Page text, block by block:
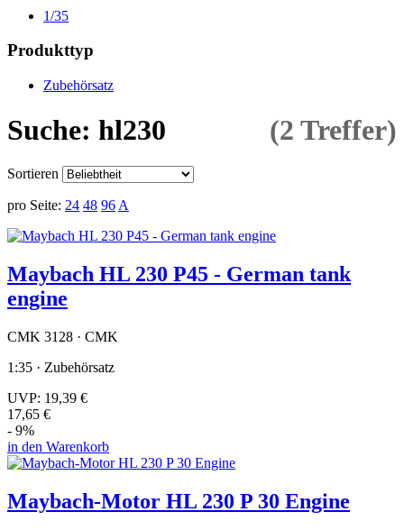
1/35
Produkttyp
Zubehörsatz
Suche: hl230 (2 Treffer)
Sortieren
pro Seite: 24 48 96 A
Maybach HL 230 P45 - German tank
engine
CMK 3128 · CMK
1:35 · Zubehörsatz
UVP: 19,39 €
17,65 €
- 9%
in den Warenkorb
Maybach-Motor HL 230 P 30 Engine